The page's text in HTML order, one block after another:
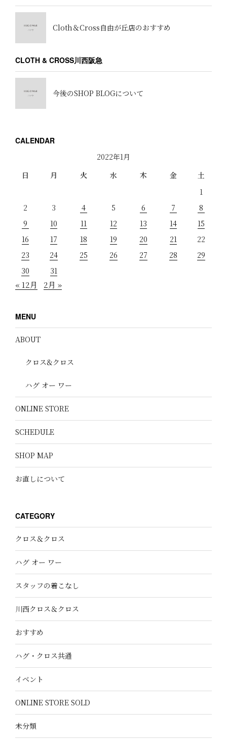
Cloth＆Cross自由が丘店のおすすめ
CLOTH & CROSS川西阪急
今後のSHOP BLOGについて
CALENDAR
2022年1月
日
月 火 水 木 金
土
1
2
3 4 5 6 7
8
9
10 11 12 13 14
15
16
17 18 19 20 21
22
23
24 25 26 27 28
29
30
31
« 12月 2月 »
MENU
ABOUT
クロス&クロス
ハグ オー ワー
ONLINE STORE
SCHEDULE
SHOP MAP
お直しについて
CATEGORY
クロス＆クロス
ハグ オー ワー
スタッフの着こなし
川西クロス＆クロス
おすすめ
ハグ・クロス共通
イベント
ONLINE STORE SOLD
未分類